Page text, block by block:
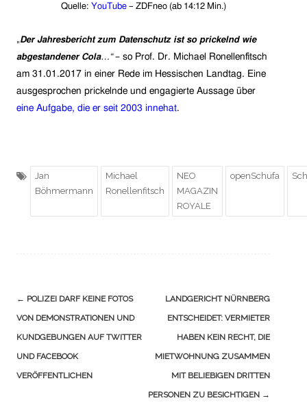
Quelle: YouTube – ZDFneo (ab 14:12 Min.)
„Der Jahresbericht zum Datenschutz ist so prickelnd wie
abgestandener Cola…“– so Prof. Dr. Michael Ronellenfitsch
am 31.01.2017 in einer Rede im Hessischen Landtag. Eine
ausgesprochen prickelnde und engagierte Aussage über
eine Aufgabe, die er seit 2003 innehat.
Jan
Böhmermann
Michael
Ronellenfitsch
NEO
MAGAZIN
ROYALE
openSchufa
Navigation
(Beiträge)
← POLIZEI DARF KEINE FOTOS
VON DEMONSTRATIONEN UND
KUNDGEBUNGEN AUF TWITTER
UND FACEBOOK
VERÖFFENTLICHEN
LANDGERICHT NÜRNBERG
ENTSCHEIDET: VERMIETER
HABEN KEIN RECHT, DIE
MIETWOHNUNG ZUSAMMEN
MIT BELIEBIGEN DRITTEN
PERSONEN ZU BESICHTIGEN →